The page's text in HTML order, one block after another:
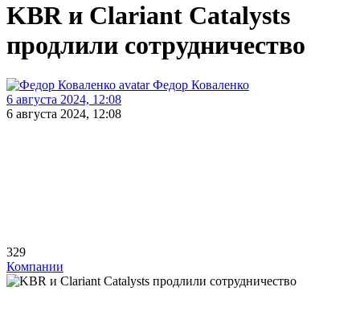
KBR и Clariant Catalysts
продлили сотрудничество
Федор Коваленко
6 августа 2024, 12:08
6 августа 2024, 12:08
329
Компании